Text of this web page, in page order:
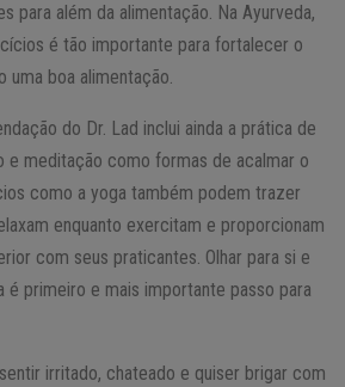
para além da alimentação. Na Ayurveda,
é tão importante para fortalecer o
uma boa alimentação.
do Dr. Lad inclui ainda a prática de
e meditação como formas de acalmar o
como a yoga também podem trazer
enquanto exercitam e proporcionam
com seus praticantes. Olhar para si e
é primeiro e mais importante passo para
irritado, chateado e quiser brigar com